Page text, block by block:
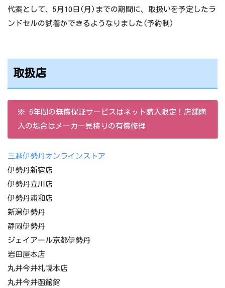
代案として、5月10日(月)までの期間に、取扱いを予定したラ
ンドセルの試着ができるようなりました(予約制)
取扱店
※ 6年間の無償保証サービスはネット購入限定！店舗購
入の場合はメーカー見積りの有償修理
三越伊勢丹オンラインストア
伊勢丹新宿店
伊勢丹立川店
伊勢丹浦和店
新潟伊勢丹
静岡伊勢丹
ジェイアール京都伊勢丹
岩田屋本店
丸井今井札幌本店
丸井今井函館館